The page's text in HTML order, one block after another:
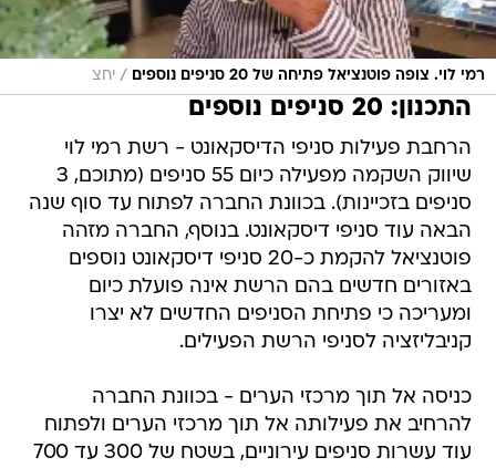
רמי לוי. צופה פוטנציאל פתיחה של 20 סניפים נוספים / יחצ
התכנון: 20 סניפים נוספים
הרחבת פעילות סניפי הדיסקאונט - רשת רמי לוי
שיווק השקמה מפעילה כיום 55 סניפים (מתוכם, 3
סניפים בזכיינות). בכוונת החברה לפתוח עד סוף שנה
הבאה עוד סניפי דיסקאונט. בנוסף, החברה מזהה
פוטנציאל להקמת כ-20 סניפי דיסקאונט נוספים
באזורים חדשים בהם הרשת אינה פועלת כיום
ומעריכה כי פתיחת הסניפים החדשים לא יצרו
קניבליזציה לסניפי הרשת הפעילים.
כניסה אל תוך מרכזי הערים - בכוונת החברה
להרחיב את פעילותה אל תוך מרכזי הערים ולפתוח
עוד עשרות סניפים עירוניים, בשטח של 300 עד 700